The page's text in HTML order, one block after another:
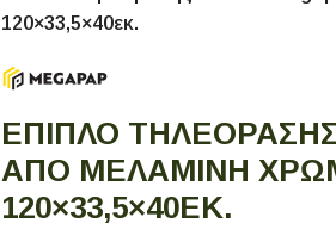
120×33,5×40εκ.
ΈΠΙΠΛΟ ΤΗΛΕΌΡΑΣΗΣ
ΑΠΌ ΜΕΛΑΜΊΝΗ
120×33,5×40ΕΚ.